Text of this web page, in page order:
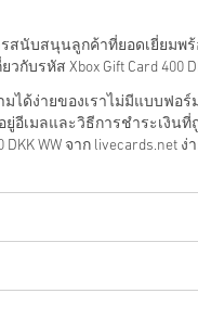
รสนับสนุนลูกค้าที่ยอดเยี่ยมพ
บรหัส Xbox Gift Card 400
ได้ง่ายของเราไม่มีแบบฟอ
อีเมลและวิธีการชำระเงิน
DKK WW จาก livecards.net
การซื้อโค้ดดิจิทัลนั้นรวดเร็วแ